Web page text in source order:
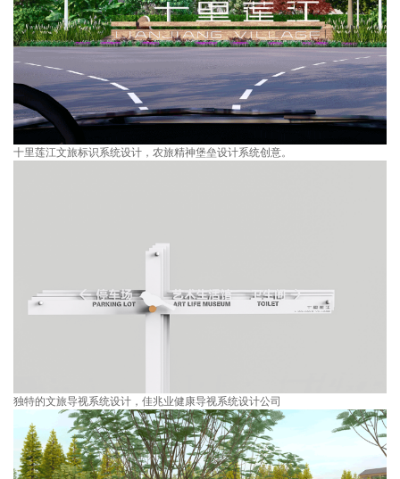
十里莲江文旅标识系统设计，农旅精神堡垒设计系统创意。
独特的文旅导视系统设计，佳兆业健康导视系统设计公司